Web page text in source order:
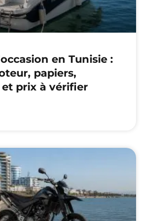
en Tunisie :
papiers,
prix à vérifier